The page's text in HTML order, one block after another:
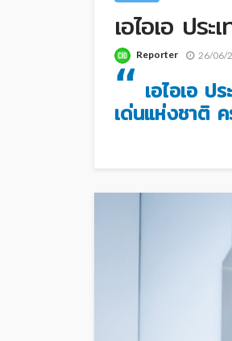
เอไอเอ ป
Reporter 26/06/
“ เอไอเอ
เด่นแห่งชาติ